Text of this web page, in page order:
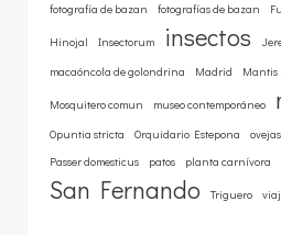
fotografía de bazan
fotografías de bazan
Hinojal Insectorum insectos
macaóncola de golondrina
Madrid Mantis
Mosquitero comun museo contemporáneo
Opuntia stricta
Orquidario Estepona ovejas
Passer domesticus
patos planta carnívora
San Fernando Triguero